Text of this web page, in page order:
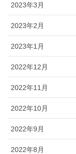
2023年3月
2023年2月
2023年1月
2022年12月
2022年11月
2022年10月
2022年9月
2022年8月